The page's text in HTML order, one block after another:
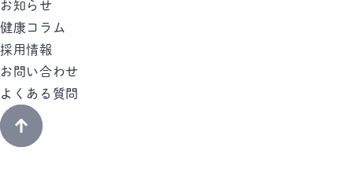
お知らせ
健康コラム
採用情報
お問い合わせ
よくある質問